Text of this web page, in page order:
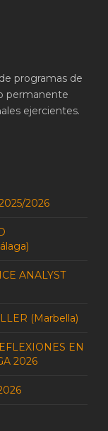
programas de
permanente
ejercientes.
2026
ANALYST
(Marbella)
EN
2026